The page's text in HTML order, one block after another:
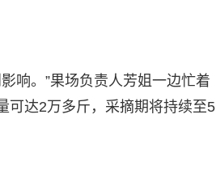
响。”果场负责人芳姐一边忙着
可达2万多斤，采摘期将持续至5